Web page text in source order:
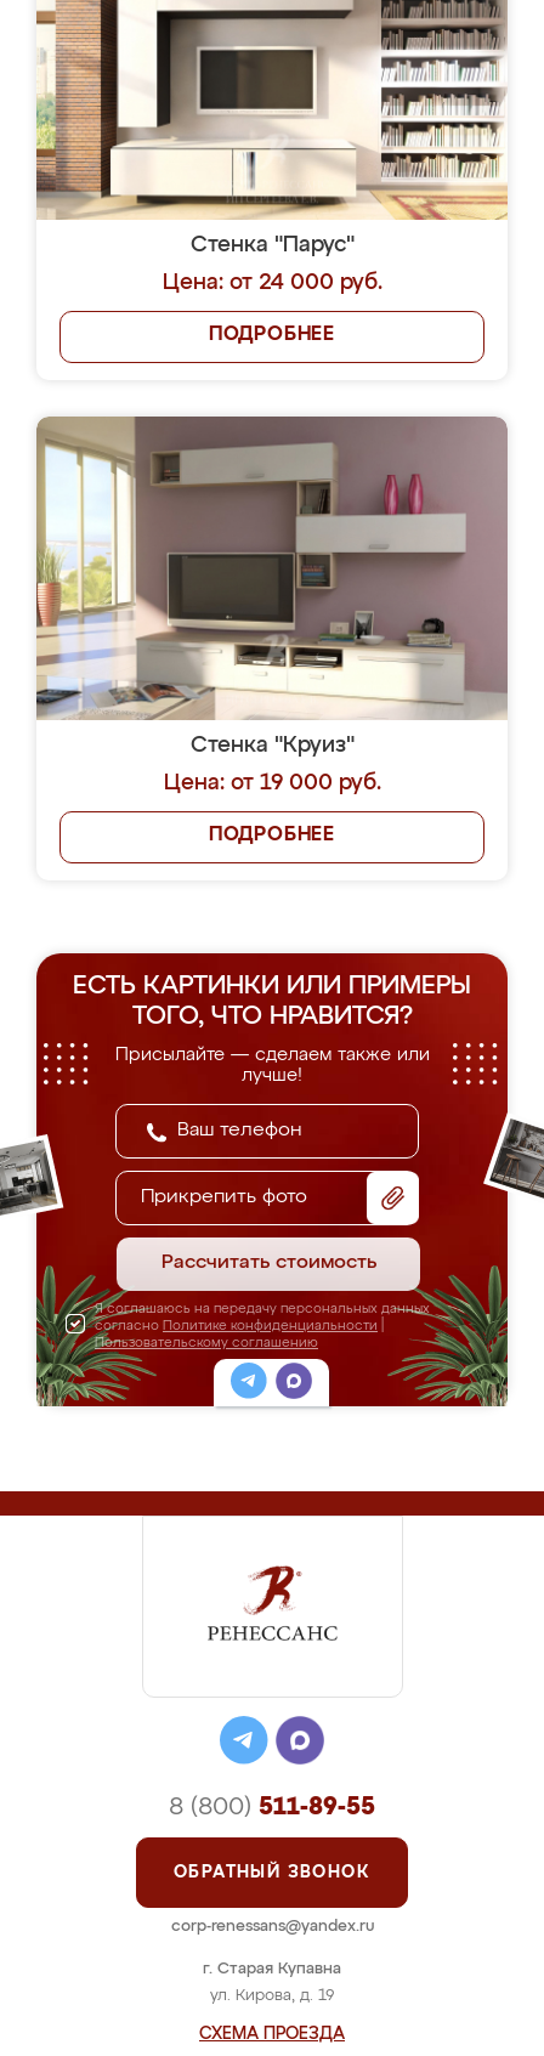
Стенка "Парус"
Цена: от 24 000 руб.
ПОДРОБНЕЕ
Стенка "Круиз"
Цена: от 19 000 руб.
ПОДРОБНЕЕ
ЕСТЬ КАРТИНКИ ИЛИ ПРИМЕРЫ
ТОГО, ЧТО НРАВИТСЯ?
Присылайте — сделаем также или
лучше!
Прикрепить фото
Рассчитать стоимость
Я соглашаюсь на передачу персональных данных
согласно Политике конфиденциальности
Пользовательскому соглашению
г. Старая Купавна
ул. Кирова, д. 19
СХЕМА ПРОЕЗДА
8 (800) 511-89-55
ОБРАТНЫЙ ЗВОНОК
corp-renessans@yandex.ru